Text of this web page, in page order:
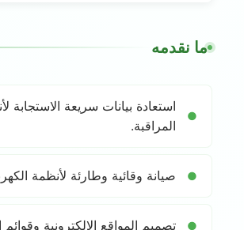
ما نقدمه
استعادة بيانات سريعة
المراقبة.
صيانة وقائية وطارئة لأنظمة
تصميم المواقع الإلكترونية